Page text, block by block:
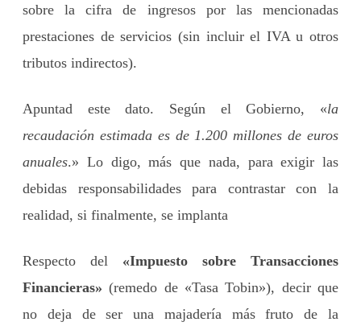
sobre la cifra de ingresos por las mencionadas
prestaciones de servicios (sin incluir el IVA u otros
tributos indirectos).
Apuntad este dato. Según el Gobierno, «la
recaudación estimada es de 1.200 millones de euros
anuales.» Lo digo, más que nada, para exigir las
debidas responsabilidades para contrastar con la
realidad, si finalmente, se implanta
Respecto del «Impuesto sobre Transacciones
Financieras» (remedo de «Tasa Tobin»), decir que
no deja de ser una majadería más fruto de la